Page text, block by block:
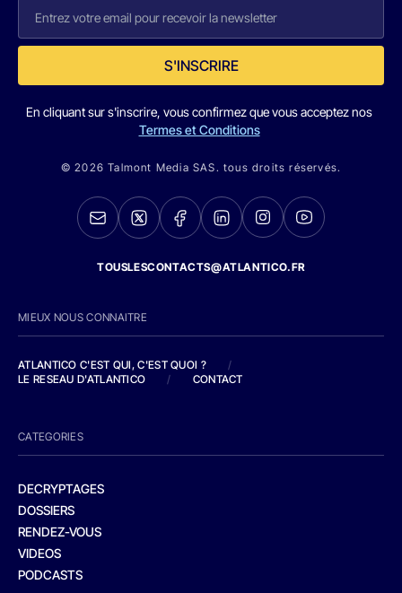
S'INSCRIRE
En cliquant sur s'inscrire, vous confirmez que vous acceptez nos
Termes et Conditions
© 2026 Talmont Media SAS. tous droits réservés.
TOUSLESCONTACTS@ATLANTICO.FR
MIEUX NOUS CONNAITRE
ATLANTICO C'EST QUI, C'EST QUOI ?
/
LE RESEAU D'ATLANTICO
/ CONTACT
CATEGORIES
DECRYPTAGES
DOSSIERS
RENDEZ-VOUS
VIDEOS
PODCASTS